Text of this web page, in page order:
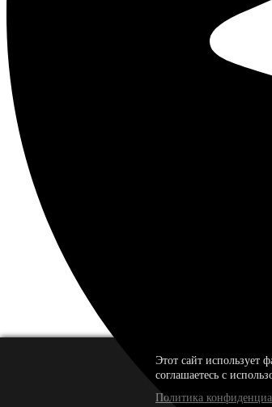
Этот сайт использует
соглашаетесь с
Политика